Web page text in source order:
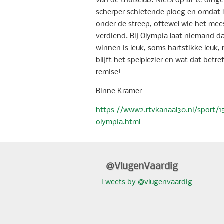
scherper schietende ploeg en
onder de streep, oftewel wie het
verdiend. Bij Olympia laat niemand
winnen is leuk, soms hartstikke
blijft het spelplezier en wat dat
remise!
Binne Kramer
https://www2.rtvkanaal30.nl/sport/
olympia.html
@VlugenVaardig
Tweets by @vlugenvaardig